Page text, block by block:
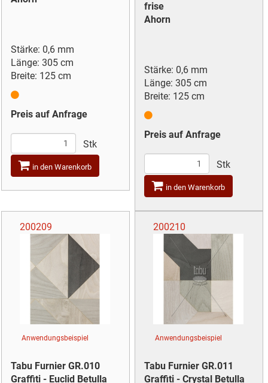
Stärke: 0,6 mm
Länge: 305 cm
Breite: 125 cm
Preis auf Anfrage
Stk
in den Warenkorb
frise
Ahorn
Stärke: 0,6 mm
Länge: 305 cm
Breite: 125 cm
Preis auf Anfrage
Stk
in den Warenkorb
200209
Anwendungsbeispiel
Tabu Furnier GR.010
Graffiti - Euclid Betulla
200210
Anwendungsbeispiel
Tabu Furnier GR.011
Graffiti - Crystal Betulla